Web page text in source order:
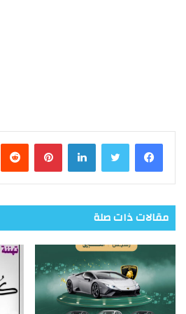
فيسبوك تويتر لينكدإن بينتيريست
مقالات ذات صلة